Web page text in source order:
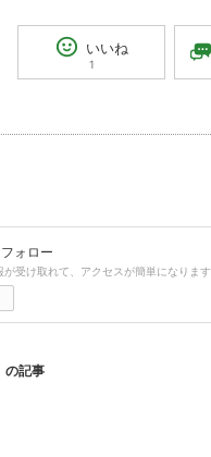
いいね
1
ォロー
が受け取れて、アクセスが簡単になります
の記事